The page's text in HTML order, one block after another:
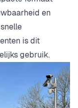
en
is dit
gebruik.